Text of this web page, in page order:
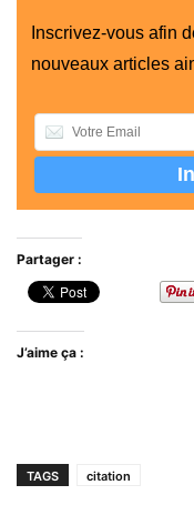
Inscrivez-vous afin
nouveaux articles
Partager :
J’aime ça :
TAGS citation